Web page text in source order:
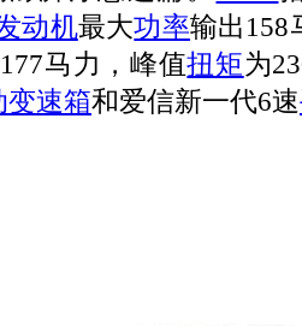
动机最大功率输出158
马力，峰值扭矩为
变速箱和爱信新一代6速